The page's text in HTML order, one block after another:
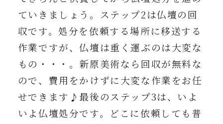
ていきましょう。ステップ2は仏壇の回
収です。処分を依頼する場所に移送する
作業ですが、仏壇は重く運ぶのは大変な
もの・・・。新原美術なら回収が無料な
ので、費用をかけずに大変な作業をお任
せできます♪最後のステップ3は、いよ
いよ仏壇処分です。どこに依頼しても普